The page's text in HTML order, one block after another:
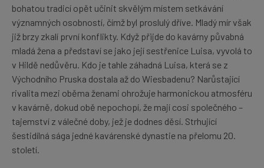
bohatou tradicí opět učinit skvělým místem setkávání
významných osobností, čímž byl proslulý dříve. Mladý mír však
již brzy zkalí první konflikty. Když přijde do kavárny půvabná
mladá žena a představí se jako její sestřenice Luisa, vyvolá to
v Hildě nedůvěru. Kdo je tahle záhadná Luisa, která se z
Východního Pruska dostala až do Wiesbadenu? Narůstající
rivalita mezi oběma ženami ohrožuje harmonickou atmosféru
v kavárně, dokud obě nepochopí, že mají cosi společného –
tajemství z válečné doby, jež je dodnes děsí. Strhující
šestidílná sága jedné kavárenské dynastie na přelomu 20.
století.